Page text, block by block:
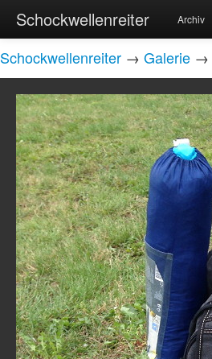
Schockwellenreiter Archiv
Schockwellenreiter → Galerie →